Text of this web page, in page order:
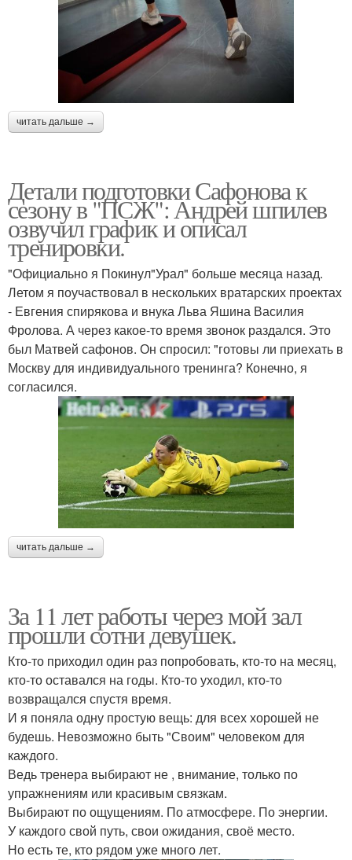
читать дальше →
Детали подготовки Сафонова к
сезону в "ПСЖ": Андрей шпилев
озвучил график и описал
тренировки.
"Официально я Покинул"Урал" больше месяца назад.
Летом я поучаствовал в нескольких вратарских проектах
- Евгения спирякова и внука Льва Яшина Василия
Фролова. А через какое-то время звонок раздался. Это
был Матвей сафонов. Он спросил: "готовы ли приехать в
Москву для индивидуального тренинга? Конечно, я
согласился.
читать дальше →
За 11 лет работы через мой зал
прошли сотни девушек.
Кто-то приходил один раз попробовать, кто-то на месяц,
кто-то оставался на годы. Кто-то уходил, кто-то
возвращался спустя время.
И я поняла одну простую вещь: для всех хорошей не
будешь. Невозможно быть "Своим" человеком для
каждого.
Ведь тренера выбирают не , внимание, только по
упражнениям или красивым связкам.
Выбирают по ощущениям. По атмосфере. По энергии.
У каждого свой путь, свои ожидания, своё место.
Но есть те, кто рядом уже много лет.